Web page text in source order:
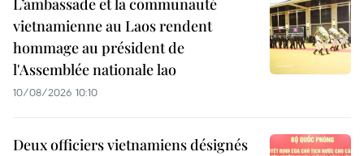
vietnamienne au Laos rendent
hommage au président de
l'Assemblée nationale lao
10/08/2026 10:10
Deux officiers vietnamiens désignés